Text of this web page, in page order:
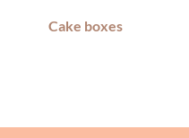
Cake boxes